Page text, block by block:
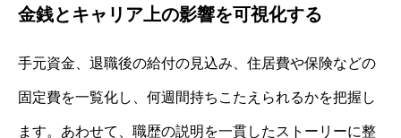
金銭とキャリア上の影響を可視化する
手元資金、退職後の給付の見込み、住居費や保険などの
固定費を一覧化し、何週間持ちこたえられるかを把握し
ます。あわせて、職歴の説明を一貫したストーリーに整